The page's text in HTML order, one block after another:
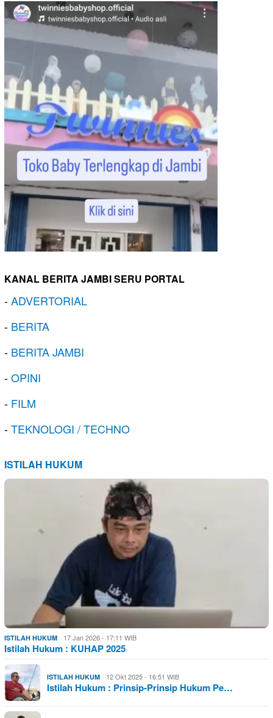
KANAL BERITA JAMBI SERU PORTAL
-ADVERTORIAL
- BERITA
- BERITA JAMBI
-OPINI
- FILM
-TEKNOLOGI / TECHNO
ISTILAH HUKUM
ISTILAH HUKUM 17 Jan 2026 - 17:11 WIB
Istilah Hukum : KUHAP 2025
ISTILAH HUKUM 12 Okt 2025 - 16:51 WIB
Istilah Hukum : Prinsip-Prinsip Hukum Pe…